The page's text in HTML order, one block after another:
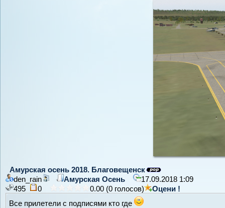
Амурская осень 2018. Благовещенск
den_rain
Амурская Осень
17.09.2018 1:09
495
0 0.00 (0 голосов)
Оцени !
Все прилетели с подписями кто где